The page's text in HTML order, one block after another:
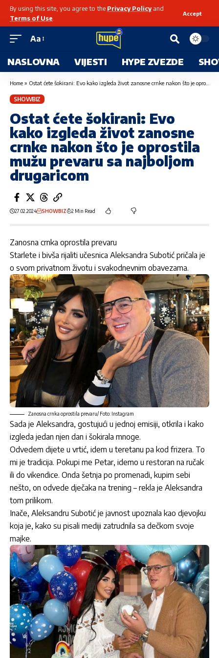
By using this site, you agree to the Privacy Policyand
Terms of Use
Accept
Aa
NASLOVNA VIJESTI HYPE ZVEZDE
Home » Ostat ćete šokirani: Evo kako izgleda život zanosne crnke nakon što je oprostila mužu prevaru sa najboljom drugaricom
SHOWBIZ
Ostat ćete šokirani: Evo
kako izgleda život zanosne
crnke nakon što je oprostila
mužu prevaru sa najboljom
drugaricom
27.02.2024 SHOWBIZ 2 Min Read
Zanosna crnka oprostila prevaru
Starlete i bivša rijaliti učesnica Aleksandra Subotić pričala je
o svom privatnom životu i svakodnevnim obavezama.
Zanosna crnka oprostila prevaru/ Foto: Instagram
Sada je Aleksandra, gostujući u jednoj emisiji, otkrila i kako
izgleda jedan njen dan i šokirala mnoge.
Odvedem dijete u vrtić, idem u teretanu pa kod frizera. To
mi je tradicija. Pokupi me Petar, idemo u restoran na ručak
ili do vikendice. Onda šetnja po promenadi, kupim sebi
nešto, on odvede dječaka na trening – rekla je Aleksandra
tom prilikom.
Inače, Aleksandru Subotić je javnost upoznala kao djevojku
koja je, kako su pisali mediji zatrudnila sa dečkom svoje
majke.